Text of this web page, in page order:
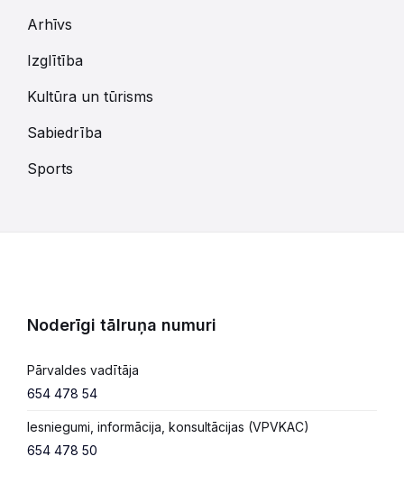
Arhīvs
Izglītība
Kultūra un tūrisms
Sabiedrība
Sports
Noderīgi tālruņa numuri
Pārvaldes vadītāja
654 478 54
Iesniegumi, informācija, konsultācijas (VPVKAC)
654 478 50